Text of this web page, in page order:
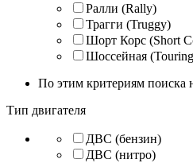
Ралли (Rally)
Трагги (Truggy)
Шорт Корс (Short
Шоссейная
По этим критериям поиска
Тип двигателя
ДВС (бензин)
ДВС (нитро)